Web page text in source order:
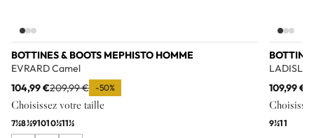
BOTTINES & BOOTS MEPHISTO HOMME
EVRARD Camel
104,99 €209,99 € -50%
Choisissez votre taille
7½8½91010½11½
109,99 €
9½11